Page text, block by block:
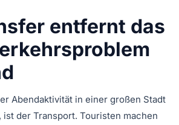
entfernt das
Abendaktivität in einer großen Stadt
der Transport. Touristen machen